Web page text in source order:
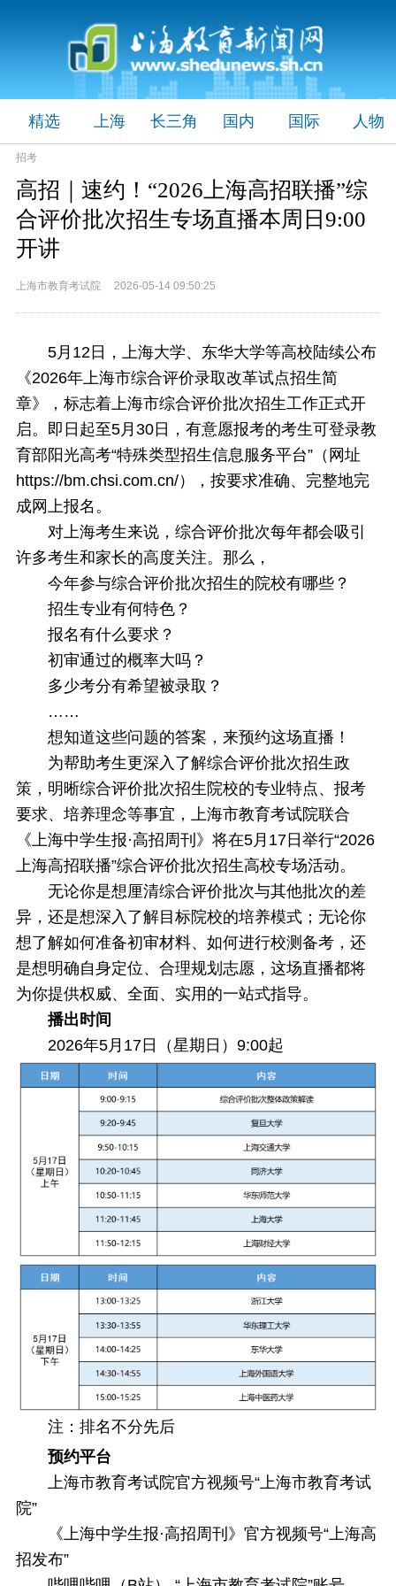
精选 上海 长三角 国内 国际 人物
招考
高招｜速约！“2026上海高招联播”综
合评价批次招生专场直播本周日9:00
开讲
上海市教育考试院 2026-05-14 09:50:25
5月12日，上海大学、东华大学等高校陆续公布
《2026年上海市综合评价录取改革试点招生简
章》，标志着上海市综合评价批次招生工作正式开
启。即日起至5月30日，有意愿报考的考生可登录教
育部阳光高考“特殊类型招生信息服务平台”（网址
https://bm.chsi.com.cn/），按要求准确、完整地完
成网上报名。
对上海考生来说，综合评价批次每年都会吸引
许多考生和家长的高度关注。那么，
今年参与综合评价批次招生的院校有哪些？
招生专业有何特色？
报名有什么要求？
初审通过的概率大吗？
多少考分有希望被录取？
……
想知道这些问题的答案，来预约这场直播！
为帮助考生更深入了解综合评价批次招生政
策，明晰综合评价批次招生院校的专业特点、报考
要求、培养理念等事宜，上海市教育考试院联合
《上海中学生报·高招周刊》将在5月17日举行“2026
上海高招联播”综合评价批次招生高校专场活动。
无论你是想厘清综合评价批次与其他批次的差
异，还是想深入了解目标院校的培养模式；无论你
想了解如何准备初审材料、如何进行校测备考，还
是想明确自身定位、合理规划志愿，这场直播都将
为你提供权威、全面、实用的一站式指导。
播出时间
2026年5月17日（星期日）9:00起
注：排名不分先后
预约平台
上海市教育考试院官方视频号“上海市教育考试
院”
《上海中学生报·高招周刊》官方视频号“上海高
招发布”